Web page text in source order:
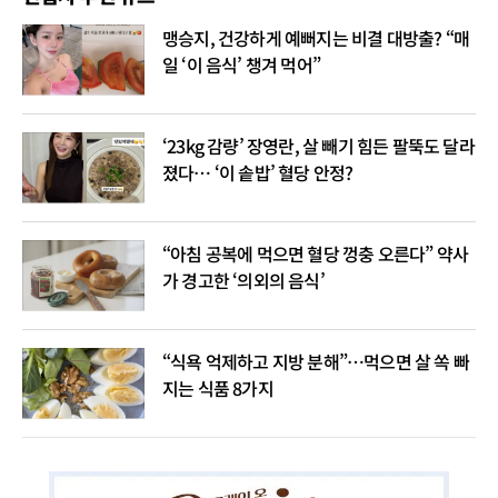
맹승지, 건강하게 예뻐지는 비결 대방출? “매
일 ‘이 음식’ 챙겨 먹어”
‘23kg 감량’ 장영란, 살 빼기 힘든 팔뚝도 달라
졌다… ‘이 솥밥’ 혈당 안정?
“아침 공복에 먹으면 혈당 껑충 오른다” 약사
가 경고한 ‘의외의 음식’
“식욕 억제하고 지방 분해”…먹으면 살 쏙 빠
지는 식품 8가지